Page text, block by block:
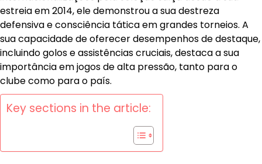
estreia em 2014, ele demonstrou a sua destreza
defensiva e consciência tática em grandes torneios. A
sua capacidade de oferecer desempenhos de destaque,
incluindo golos e assistências cruciais, destaca a sua
importância em jogos de alta pressão, tanto para o
clube como para o país.
Key sections in the article: